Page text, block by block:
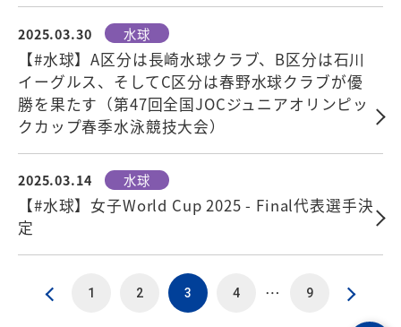
2025.03.30 水球
【#水球】A区分は長崎水球クラブ、B区分は石川
イーグルス、そしてC区分は春野水球クラブが優
勝を果たす（第47回全国JOCジュニアオリンピッ
クカップ春季水泳競技大会）
2025.03.14 水球
【#水球】女子World Cup 2025 - Final代表選手決
定
1 2 3 4 … 9